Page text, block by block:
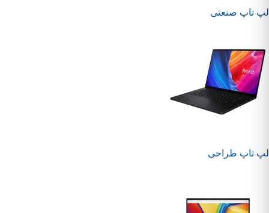
لپ تاپ صنعتی
لپ تاپ طراحی